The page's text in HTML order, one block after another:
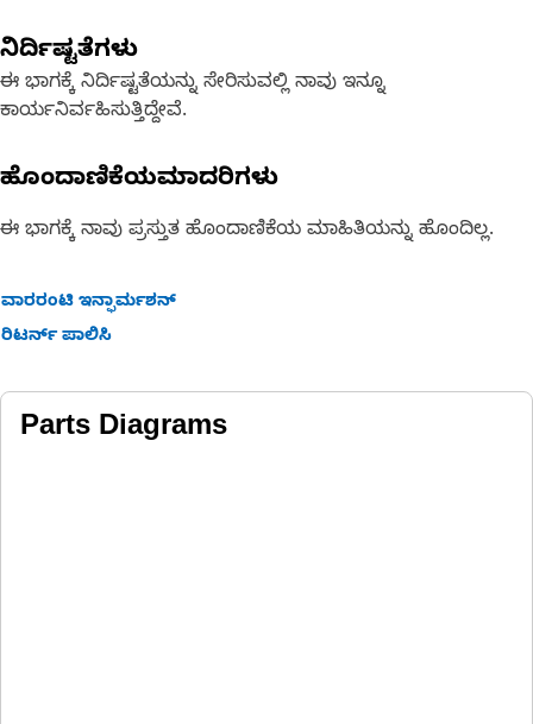
ನಿರ್ದಿಷ್ಟತೆಗಳು
ಈ ಭಾಗಕ್ಕೆ ನಿರ್ದಿಷ್ಟತೆಯನ್ನು ಸೇರಿಸುವಲ್ಲಿ ನಾವು ಇನ್ನೂ
ಕಾರ್ಯನಿರ್ವಹಿಸುತ್ತಿದ್ದೇವೆ.
ಹೊಂದಾಣಿಕೆಯಮಾದರಿಗಳು
ಈ ಭಾಗಕ್ಕೆ ನಾವು ಪ್ರಸ್ತುತ ಹೊಂದಾಣಿಕೆಯ ಮಾಹಿತಿಯನ್ನು ಹೊಂದಿಲ್ಲ.
ವಾರರಂಟಿ ಇನ್ಫಾರ್ಮಶನ್
ರಿಟರ್ನ್ ಪಾಲಿಸಿ
Parts Diagrams